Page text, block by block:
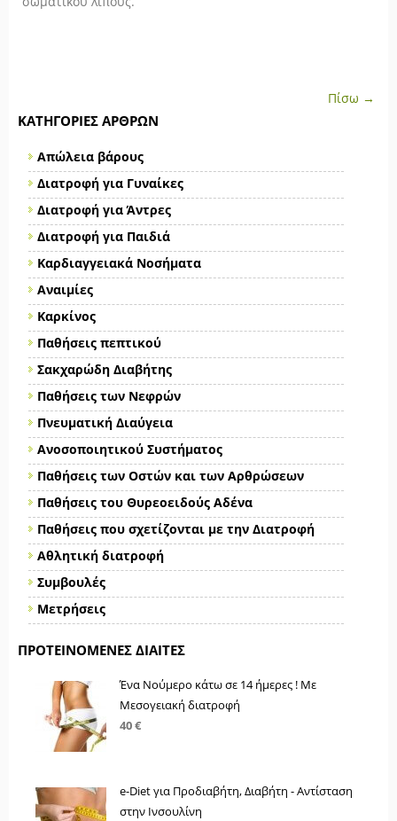
Πίσω →
ΚΑΤΗΓΟΡΊΕΣ ΆΡΘΡΩΝ
Απώλεια βάρους
Διατροφή για Γυναίκες
Διατροφή για Άντρες
Διατροφή για Παιδιά
Καρδιαγγειακά Νοσήματα
Αναιμίες
Καρκίνος
Παθήσεις πεπτικού
Σακχαρώδη Διαβήτης
Παθήσεις των Νεφρών
Πνευματική Διαύγεια
Ανοσοποιητικού Συστήματος
Παθήσεις των Οστών και των Αρθρώσεων
Παθήσεις του Θυρεοειδούς Αδένα
Παθήσεις που σχετίζονται με την Διατροφή
Αθλητική διατροφή
Συμβουλές
Μετρήσεις
ΠΡΟΤΕΙΝΌΜΕΝΕΣ ΔΊΑΙΤΕΣ
Ένα Νούμερο κάτω σε 14 ήμερες ! Με
Μεσογειακή διατροφή
40 €
e-Diet για Προδιαβήτη, Διαβήτη - Αντίσταση
στην Ινσουλίνη